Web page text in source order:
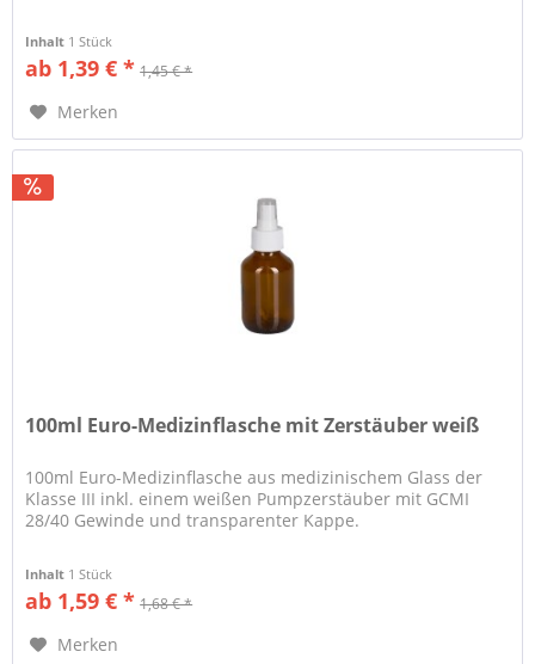
Inhalt 1 Stück
ab 1,39 € * 1,45 € *
Merken
100ml Euro-Medizinflasche mit Zerstäuber weiß
100ml Euro-Medizinflasche aus medizinischem Glass der
Klasse III inkl. einem weißen Pumpzerstäuber mit GCMI
28/40 Gewinde und transparenter Kappe.
Inhalt 1 Stück
ab 1,59 € * 1,68 € *
Merken